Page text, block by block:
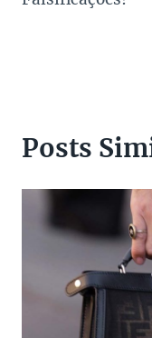
Posts